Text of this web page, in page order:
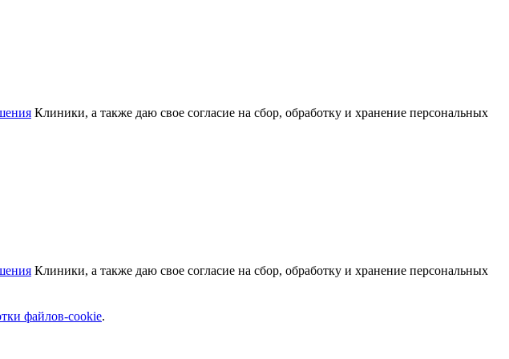
Клиники, а также даю свое согласие на сбор, обработку и хранение персональных
Клиники, а также даю свое согласие на сбор, обработку и хранение персональных
файлов-cookie.